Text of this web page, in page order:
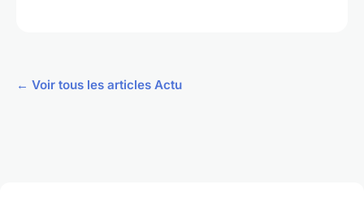
← Voir tous les articles Actu